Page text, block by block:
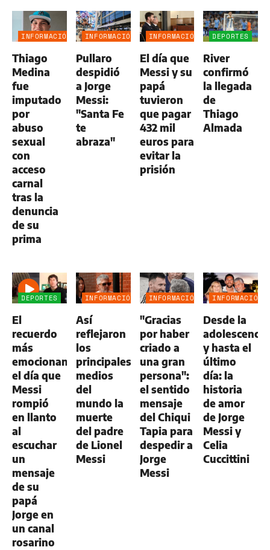
INFORMACIÓN
Thiago
Medina
fue
imputado
por
abuso
sexual
con
acceso
carnal
tras la
denuncia
de su
prima
INFORMACIÓN
Pullaro
despidió
a Jorge
Messi:
"Santa Fe
te
abraza"
INFORMACIÓN
El día que
Messi y su
papá
tuvieron
que pagar
432 mil
euros para
evitar la
prisión
DEPORTES
River
confirmó
la llegada
de
Thiago
Almada
DEPORTES
El
recuerdo
más
emocionante:
el día que
Messi
rompió
en llanto
al
escuchar
un
mensaje
de su
papá
Jorge en
un canal
rosarino
INFORMACIÓN
Así
reflejaron
los
principales
medios
del
mundo la
muerte
del padre
de Lionel
Messi
INFORMACIÓN
"Gracias
por haber
criado a
una gran
persona":
el sentido
mensaje
del Chiqui
Tapia para
despedir a
Jorge
Messi
INFORMACIÓN
Desde la
adolescencia
y hasta el
último
día: la
historia
de amor
de Jorge
Messi y
Celia
Cuccittini